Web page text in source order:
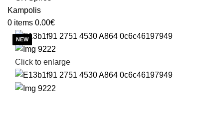
0 items 0.00€
Click to enlarge